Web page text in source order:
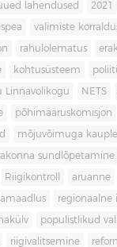
lahendused 2021
valimiste
rahulolematus
kohtusüsteem
Linnavolikogu NETS
põhimääruskomisjon
mõjuvõimuga
sundlõpetamine
Riigikontroll aruanne
regionaalne
populistlikud
riigivalitsemine